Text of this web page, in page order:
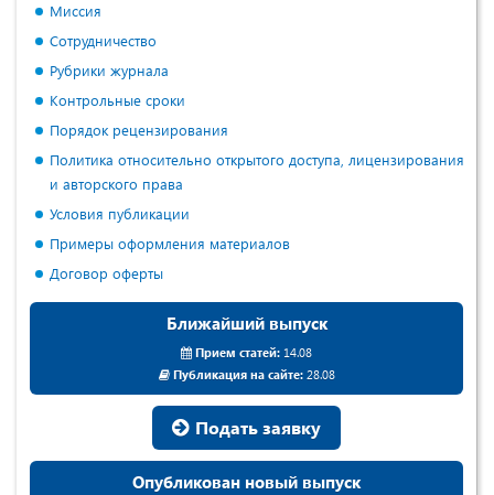
Миссия
Сотрудничество
Рубрики журнала
Контрольные сроки
Порядок рецензирования
Политика относительно открытого доступа, лицензирования
и авторского права
Условия публикации
Примеры оформления материалов
Договор оферты
Ближайший выпуск
Прием статей: 14.08
Публикация на сайте:28.08
Подать заявку
Опубликован новый выпуск